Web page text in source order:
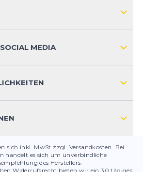
MEDIA
sich inkl. MwSt zzgl. Versandkosten. Bei
handelt es sich um unverbindliche
des Herstellers.
Widerrufsrecht bieten wir ein 30 tägiges